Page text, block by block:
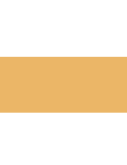
content